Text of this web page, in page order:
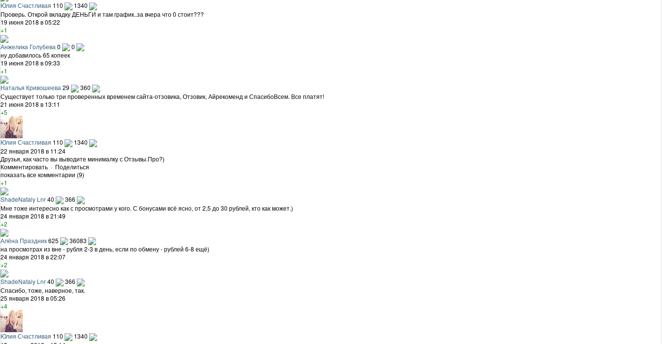
Юлия Счастливая 110
1340
Проверь. Открой вкладку ДЕНЬГИ и там график..за вчера что 0 стоит???
19 июня 2018 в 05:22
+1
Анжелика Голубева 0
0
ну добавилось 65 копеек
19 июня 2018 в 09:33
+1
Наталья Кривошеева 29
360
Существует только три проверенных временем сайта-отзовика, Отзовик, Айрекоменд и СпасибоВсем. Все платят!
21 июня 2018 в 13:11
+5
Юлия Счастливая 110
1340
22 января 2018 в 11:24
Друзья, как часто вы выводите минималку с Отзывы.Про?)
Комментировать · Поделиться
показать все комментарии (9)
+1
ShadeNataly Lnr40
366
Мне тоже интересно как с просмотрами у кого. С бонусами всё ясно, от 2,5 до 30 рублей, кто как может.)
24 января 2018 в 21:49
+2
Алёна Праздник625
36083
на просмотрах из вне - рубля 2-3 в день, если по обмену - рублей 6-8 ещё)
24 января 2018 в 22:07
+2
ShadeNataly Lnr40
366
Спасибо, тоже, наверное, так.
25 января 2018 в 05:26
+4
Юлия Счастливая 110
1340